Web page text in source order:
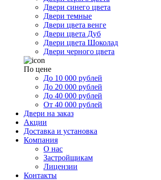
Двери синего цвета
Двери темные
Двери цвета венге
Двери цвета Дуб
Двери цвета Шоколад
Двери черного цвета
По цене
До 10 000 рублей
До 20 000 рублей
До 40 000 рублей
От 40 000 рублей
Двери на заказ
Акции
Доставка и установка
Компания
О нас
Застройщикам
Лицензии
Контакты